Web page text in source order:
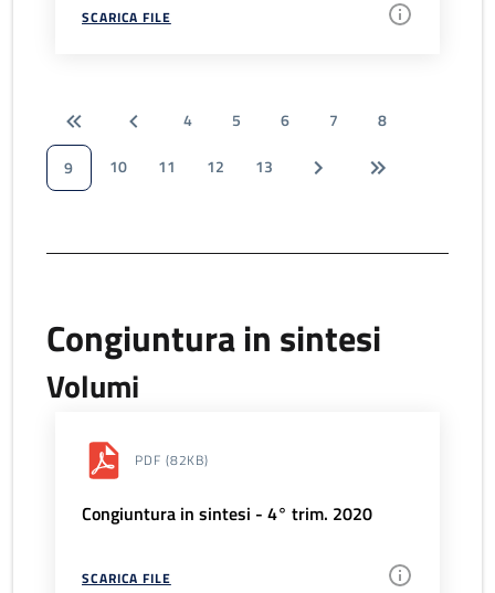
SCARICA FILE
4 5 6 7
8
9
10 11 12 13
Congiuntura in sintesi
Volumi
PDF (82KB)
Congiuntura in sintesi - 4° trim. 2020
SCARICA FILE